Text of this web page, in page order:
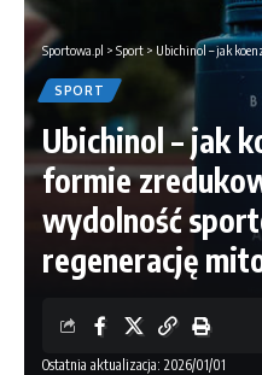
Sportowa.pl > Sport > Ubichinol – jak koenzym Q10 w
SPORT
Ubichinol – jak
formie
wydolność
regenerację
Ostatnia aktualizacja: 2026/01/01